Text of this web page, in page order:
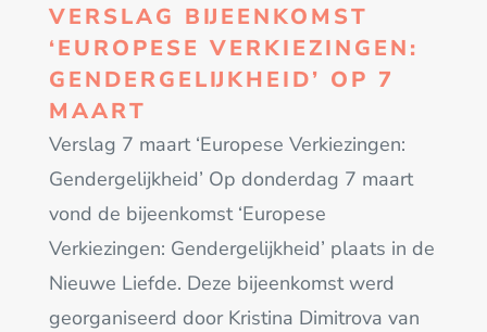
VERSLAG BIJEENKOMST
‘EUROPESE VERKIEZINGEN:
GENDERGELIJKHEID’ OP 7
MAART
Verslag 7 maart ‘Europese Verkiezingen:
Gendergelijkheid’ Op donderdag 7 maart
vond de bijeenkomst ‘Europese
Verkiezingen: Gendergelijkheid’ plaats in de
Nieuwe Liefde. Deze bijeenkomst werd
georganiseerd door Kristina Dimitrova van